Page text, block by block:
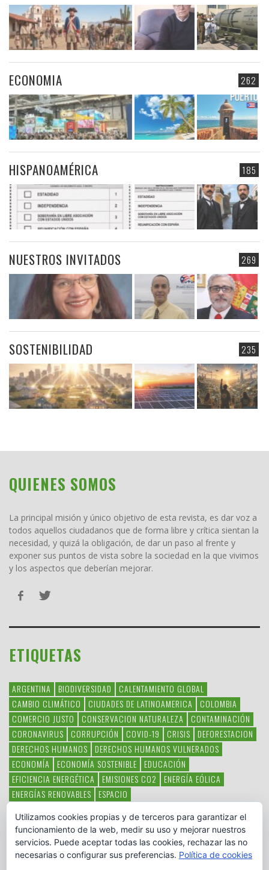
262
ECONOMIA
185
HISPANOAMÉRICA
269
NUESTROS INVITADOS
235
SOSTENIBILIDAD
QUIENES SOMOS
La principal misión y único objetivo de esta revista, es dar voz a
todos aquellos ciudadanos que de forma libre y crítica sientan la
necesidad, y quizá la obligación, de dar un paso al frente y
exponer sus puntos de vista sobre la sociedad en la que vivimos
y los aspectos que deberían mejorar.
ETIQUETAS
ARGENTINA BIODIVERSIDAD
CALENTAMIENTO GLOBAL
CAMBIO CLIMÁTICO
CIUDADES DE LATINOAMERICA
COLOMBIA
COMERCIO JUSTO
CONSERVACION NATURALEZA
CONTAMINACIÓN
CORONAVIRUS
CORRUPCIÓN COVID-19 CRISIS
DEFORESTACION
DERECHOS HUMANOS
DERECHOS HUMANOS VULNERADOS
ECONOMÍA
ECONOMÍA SOSTENIBLE
EDUCACIÓN
EFICIENCIA ENERGÉTICA
EMISIONES CO2
ENERGÍA EÓLICA
ENERGÍAS RENOVABLES
ESPACIO
HAMBRE LATINOAMÉRICA MEDIO AMBIENTE
MÉXICO
OBJETIVOS DEL MILENIO
ONGS PAZ POBREZA POESÍA
POLITICA
PUEBLOS INDÍGENAS RSC RSE
SOBERANÍA ALIMENTARIA
Utilizamos cookies propias y de terceros para garantizar el
funcionamiento de la web, medir su uso y mejorar nuestros
servicios. Puede aceptar todas las cookies, rechazar las no
necesarias o configurar sus preferencias. Política de cookies